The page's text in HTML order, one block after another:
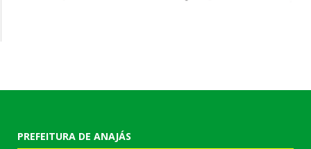
PREFEITURA DE ANAJÁS